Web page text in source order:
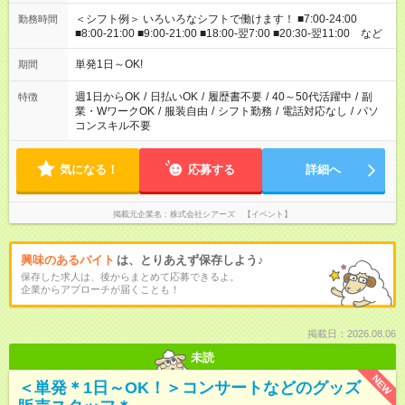
勤務時間
＜シフト例＞ いろいろなシフトで働けます！ ■7:00-24:00
■8:00-21:00 ■9:00-21:00 ■18:00-翌7:00 ■20:30-翌11:00 など
期間 単発1日～OK!
特徴 週1日からOK / 日払いOK / 履歴書不要 / 40～50代活躍中 / 副
業・WワークOK / 服装自由 / シフト勤務 / 電話対応なし / パソ
コンスキル不要
気になる！ 応募する 詳細へ
掲載元企業名 株式会社シアーズ 【イベント】
興味のあるバイト は、とりあえず保存しよう♪
保存した求人は、後からまとめて応募できるよ。
企業からアプローチが届くことも！
掲載日：2026.08.06
未読
NEW
＜単発＊1日～OK！＞コンサートなどのグッズ